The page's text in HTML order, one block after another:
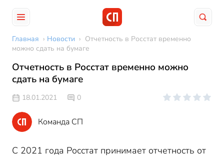
Главная › Новости › Отчетность в Росстат временно
можно сдать на бумаге
Отчетность в Росстат временно можно
сдать на бумаге
18.01.2021 0
Команда СП
С 2021 года Росстат принимает отчетность от